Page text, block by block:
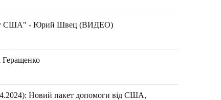
США" - Юрий Швец (ВИДЕО)
Новий пакет допомоги від США,